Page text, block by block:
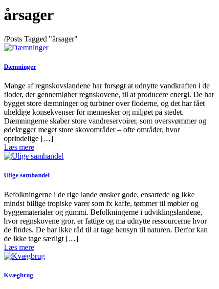
årsager
/Posts Tagged "årsager"
Dæmninger
Mange af regnskovslandene har forsøgt at udnytte vandkraften i de
floder, der gennemløber regnskovene, til at producere energi. De har
bygget store dæmninger og turbiner over floderne, og det har fået
uheldige konsekvenser for mennesker og miljøet på stedet.
Dæmningerne skaber store vandreservoirer, som oversvømmer og
ødelægger meget store skovområder – ofte områder, hvor
oprindelige […]
Læs mere
Ulige samhandel
Befolkningerne i de rige lande ønsker gode, ensartede og ikke
mindst billige tropiske varer som fx kaffe, tømmer til møbler og
byggematerialer og gummi. Befolkningerne i udviklingslandene,
hvor regnskovene gror, er fattige og må udnytte ressourcerne hvor
de findes. De har ikke råd til at tage hensyn til naturen. Derfor kan
de ikke tage særligt […]
Læs mere
Kvægbrug